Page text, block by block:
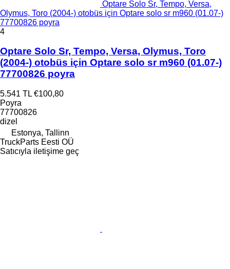
Optare Solo Sr, Tempo, Versa,
Olymus, Toro (2004-) otobüs için Optare solo sr m960 (01.07-)
77700826 poyra
4
Optare Solo Sr, Tempo, Versa, Olymus, Toro
(2004-) otobüs için Optare solo sr m960 (01.07-)
77700826 poyra
5.541 TL €100,80
Poyra
77700826
dizel
Estonya, Tallinn
TruckParts Eesti OÜ
Satıcıyla iletişime geç